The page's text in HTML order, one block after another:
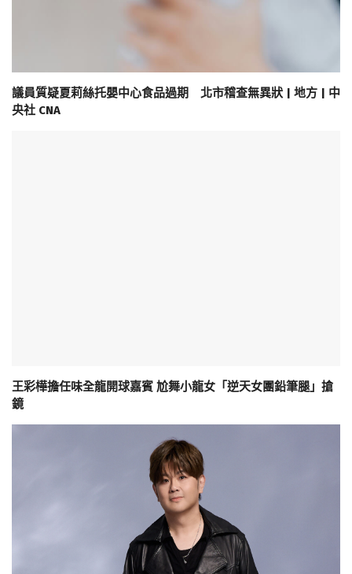
議員質疑夏莉絲托嬰中心食品過期 北市稽查無異狀 | 地方 | 中
央社 CNA
王彩樺擔任味全龍開球嘉賓 尬舞小龍女「逆天女團鉛筆腿」搶
鏡